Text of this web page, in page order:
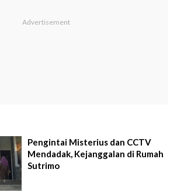
Pengintai Misterius dan CCTV
Mendadak, Kejanggalan di Rumah
Sutrimo